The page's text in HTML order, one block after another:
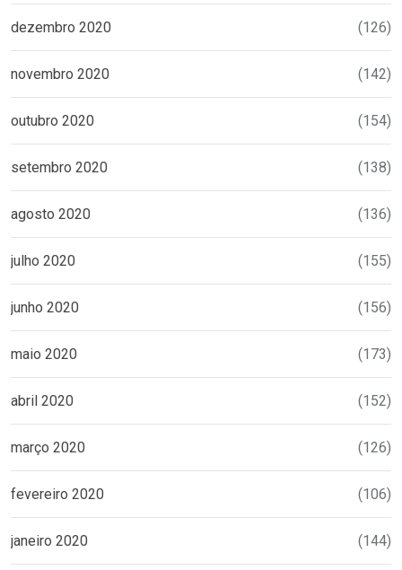
dezembro 2020 (126)
novembro 2020 (142)
outubro 2020 (154)
setembro 2020 (138)
agosto 2020 (136)
julho 2020 (155)
junho 2020 (156)
maio 2020 (173)
abril 2020 (152)
março 2020 (126)
fevereiro 2020 (106)
janeiro 2020 (144)